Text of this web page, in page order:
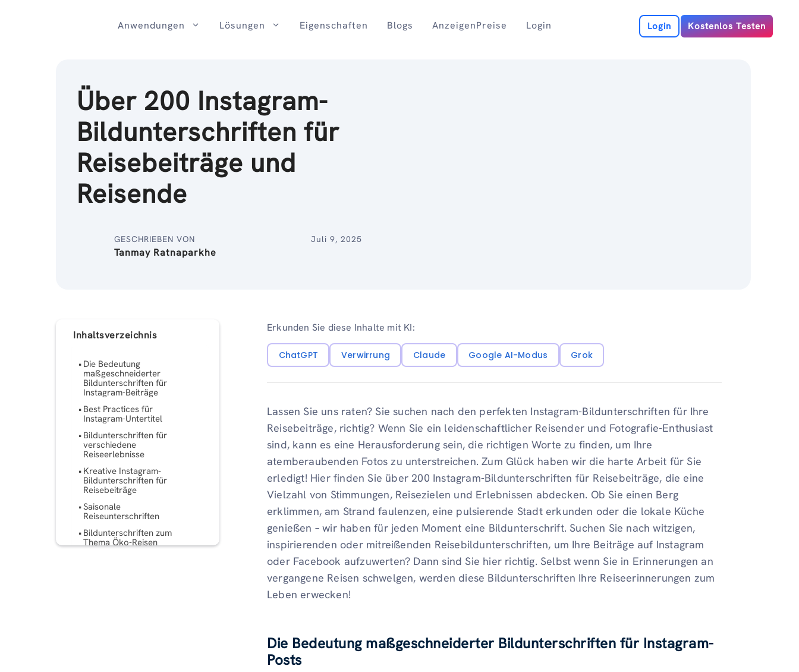
Anwendungen Lösungen Eigenschaften Blogs AnzeigenPreise Login Login Kostenlos Testen
Über 200 Instagram-
Bildunterschriften für
Reisebeiträge und
Reisende
GESCHRIEBEN VON
Tanmay Ratnaparkhe
Juli 9, 2025
Inhaltsverzeichnis
Die Bedeutung
maßgeschneiderter
Bildunterschriften für
Instagram-Beiträge
Best Practices für
Instagram-Untertitel
Bildunterschriften für
verschiedene
Reiseerlebnisse
Kreative Instagram-
Bildunterschriften für
Reisebeiträge
Saisonale
Reiseunterschriften
Bildunterschriften zum
Thema Öko-Reisen
Erkunden Sie diese Inhalte mit KI:
ChatGPT Verwirrung Claude Google AI-Modus Grok
Lassen Sie uns raten? Sie suchen nach den perfekten Instagram-Bildunterschriften für Ihre
Reisebeiträge, richtig? Wenn Sie ein leidenschaftlicher Reisender und Fotografie-Enthusiast
sind, kann es eine Herausforderung sein, die richtigen Worte zu finden, um Ihre
atemberaubenden Fotos zu unterstreichen. Zum Glück haben wir die harte Arbeit für Sie
erledigt! Hier finden Sie über 200 Instagram-Bildunterschriften für Reisebeiträge, die eine
Vielzahl von Stimmungen, Reisezielen und Erlebnissen abdecken. Ob Sie einen Berg
erklimmen, am Strand faulenzen, eine pulsierende Stadt erkunden oder die lokale Küche
genießen – wir haben für jeden Moment eine Bildunterschrift. Suchen Sie nach witzigen,
inspirierenden oder mitreißenden Reisebildunterschriften, um Ihre Beiträge auf Instagram
oder Facebook aufzuwerten? Dann sind Sie hier richtig. Selbst wenn Sie in Erinnerungen an
vergangene Reisen schwelgen, werden diese Bildunterschriften Ihre Reiseerinnerungen zum
Leben erwecken!
Die Bedeutung maßgeschneiderter Bildunterschriften für Instagram-
Posts